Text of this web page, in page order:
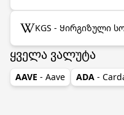
KGS - Ყირგიზული
ყველა ვალუტა
AAVE - Aave ADA -